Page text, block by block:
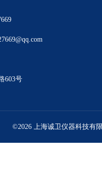
603号
©2026 上海诚卫仪器科技有